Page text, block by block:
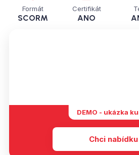
Formát
SCORM
Certifikát
ANO
DEMO - ukázka
Chci nabídku